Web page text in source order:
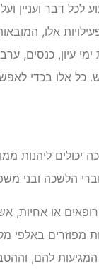
לכל דבר ועניין
אלו,
עיון, כנסים,
כל אלו בכדי
יכולים ליהנות
הלשכה ובני
רופאים או
מפוזרים באלפי
המגיעות להם,